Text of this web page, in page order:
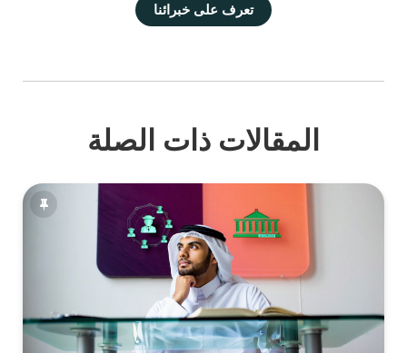
تعرف على خبرائنا
المقالات ذات الصلة